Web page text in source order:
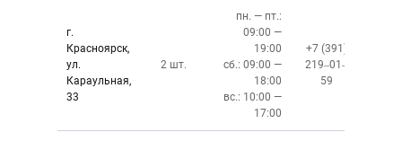
г.
Красноярск,
ул.
Караульная,
33
2 шт.
пн. — пт.:
09:00 —
19:00
сб.: 09:00 —
18:00
вс.: 10:00 —
17:00
+7 (391)
219‒01‒
59